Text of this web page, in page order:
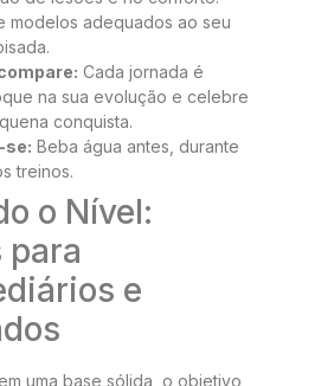
modelos adequados ao seu
Cada jornada é
na sua evolução e celebre
conquista.
se: Beba água antes, durante
treinos.
o Nível:
para
e
uma base sólida, o objetivo